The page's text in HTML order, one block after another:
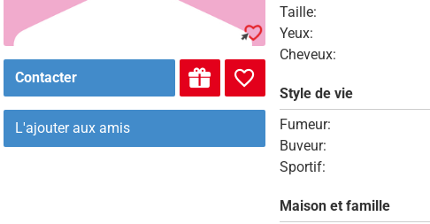
Contacter
L'ajouter aux amis
Taille:
Yeux:
Cheveux:
Style de vie
Fumeur:
Buveur:
Sportif:
Maison et famille